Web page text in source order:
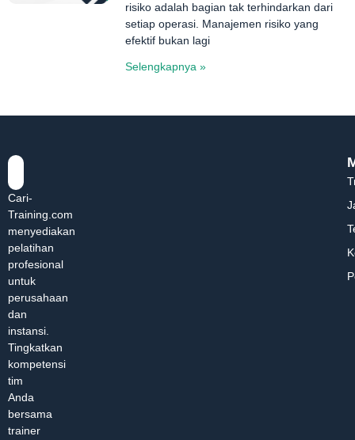
risiko adalah bagian tak terhindarkan dari
setiap operasi. Manajemen risiko yang
efektif bukan lagi
Selengkapnya »
Cari-
Training.com
menyediakan
pelatihan
profesional
untuk
perusahaan
dan
instansi.
Tingkatkan
kompetensi
tim
Anda
bersama
trainer